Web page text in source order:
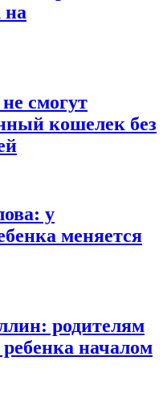
на
смогут
кошелек без
у
меняется
родителям
ребенка началом